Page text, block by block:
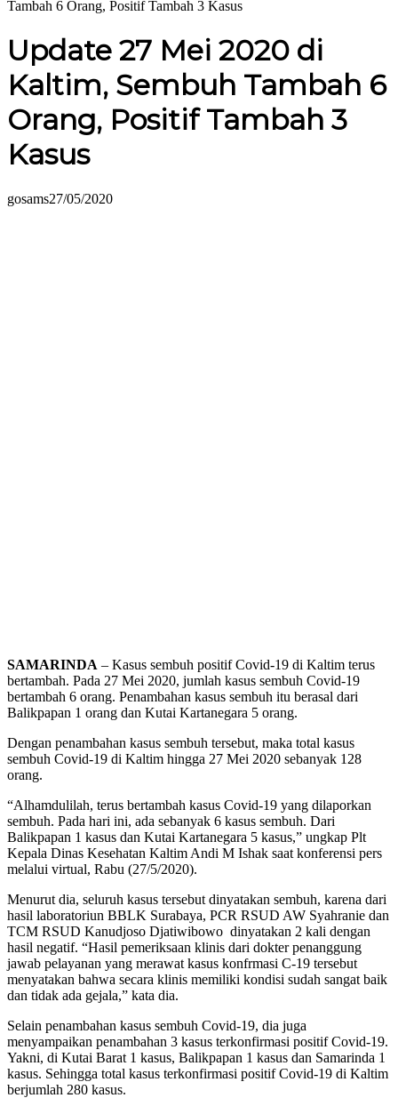
Tambah 6 Orang, Positif Tambah 3 Kasus
Update 27 Mei 2020 di
Kaltim, Sembuh Tambah 6
Orang, Positif Tambah 3
Kasus
gosams27/05/2020
SAMARINDA – Kasus sembuh positif Covid-19 di Kaltim terus
bertambah. Pada 27 Mei 2020, jumlah kasus sembuh Covid-19
bertambah 6 orang. Penambahan kasus sembuh itu berasal dari
Balikpapan 1 orang dan Kutai Kartanegara 5 orang.
Dengan penambahan kasus sembuh tersebut, maka total kasus
sembuh Covid-19 di Kaltim hingga 27 Mei 2020 sebanyak 128
orang.
“Alhamdulilah, terus bertambah kasus Covid-19 yang dilaporkan
sembuh. Pada hari ini, ada sebanyak 6 kasus sembuh. Dari
Balikpapan 1 kasus dan Kutai Kartanegara 5 kasus,” ungkap Plt
Kepala Dinas Kesehatan Kaltim Andi M Ishak saat konferensi pers
melalui virtual, Rabu (27/5/2020).
Menurut dia, seluruh kasus tersebut dinyatakan sembuh, karena dari
hasil laboratoriun BBLK Surabaya, PCR RSUD AW Syahranie dan
TCM RSUD Kanudjoso Djatiwibowo dinyatakan 2 kali dengan
hasil negatif. “Hasil pemeriksaan klinis dari dokter penanggung
jawab pelayanan yang merawat kasus konfrmasi C-19 tersebut
menyatakan bahwa secara klinis memiliki kondisi sudah sangat baik
dan tidak ada gejala,” kata dia.
Selain penambahan kasus sembuh Covid-19, dia juga
menyampaikan penambahan 3 kasus terkonfirmasi positif Covid-19.
Yakni, di Kutai Barat 1 kasus, Balikpapan 1 kasus dan Samarinda 1
kasus. Sehingga total kasus terkonfirmasi positif Covid-19 di Kaltim
berjumlah 280 kasus.